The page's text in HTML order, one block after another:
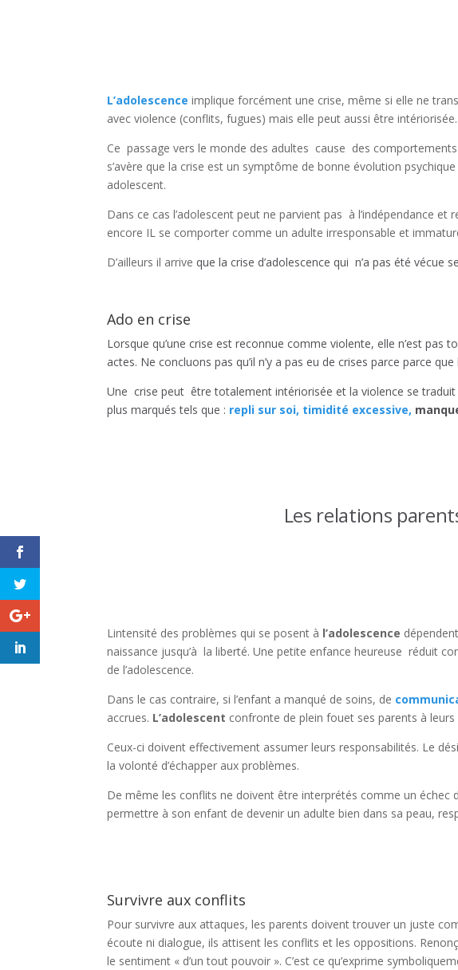
L’adolescence implique forcément une crise, même si elle ne
avec violence (conflits, fugues) mais elle peut aussi être intériorisée.
Ce passage vers le monde des adultes cause des
s’avère que la crise est un symptôme de bonne évolution
adolescent.
Dans ce cas l’adolescent peut ne parvient pas à l’indépendance
encore IL se comporter comme un adulte irresponsable et
D’ailleurs il arriveque la crise d’adolescence qui n’a pas été vécue
Ado en crise
Lorsque qu’une crise est reconnue comme violente, elle n’est pas
actes. Ne concluons pas qu’il n’y a pas eu de crises parce parce
Une crise peut être totalement intériorisée et la violence se
plus marqués tels que : repli sur soi, timidité excessive,
Les relations
Lintensité des problèmes qui se posent à l’adolescence
naissance jusqu’à la liberté. Une petite enfance heureuse réduit
de l’adolescence.
Dans le cas contraire, si l’enfant a manqué de soins, de
accrues. L’adolescent confronte de plein fouet ses parents à leurs
Ceux-ci doivent effectivement assumer leurs responsabilités. Le
la volonté d’échapper aux problèmes.
De même les conflits ne doivent être interprétés comme un échec
permettre à son enfant de devenir un adulte bien dans sa peau,
Survivre aux conflits
Pour survivre aux attaques, les parents doivent trouver un juste
écoute ni dialogue, ils attisent les conflits et les oppositions.
le sentiment « d’un tout pouvoir ». C’est ce qu’exprime